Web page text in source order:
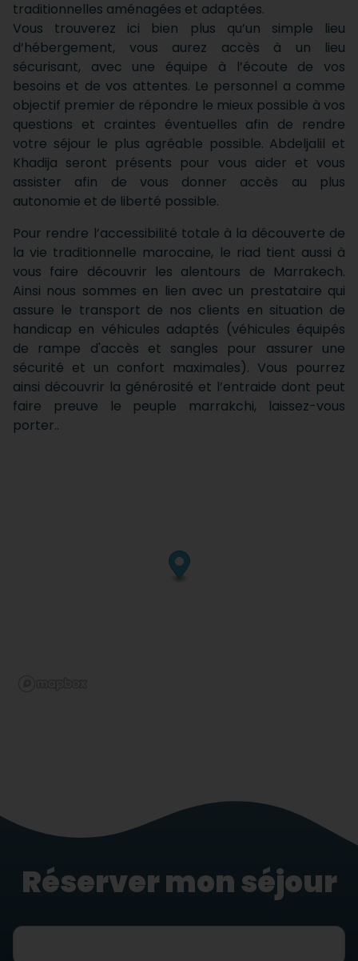
traditionnelles aménagées et adaptées.
Vous trouverez ici bien plus qu’un simple lieu
d’hébergement, vous aurez accès à un lieu
sécurisant, avec une équipe à l’écoute de vos
besoins et de vos attentes. Le personnel a comme
objectif premier de répondre le mieux possible à vos
questions et craintes éventuelles afin de rendre
votre séjour le plus agréable possible. Abdeljalil et
Khadija seront présents pour vous aider et vous
assister afin de vous donner accès au plus
autonomie et de liberté possible.
Pour rendre l’accessibilité totale à la découverte de
la vie traditionnelle marocaine, le riad tient aussi à
vous faire découvrir les alentours de Marrakech.
Ainsi nous sommes en lien avec un prestataire qui
assure le transport de nos clients en situation de
handicap en véhicules adaptés (véhicules équipés
de rampe d'accès et sangles pour assurer une
sécurité et un confort maximales). Vous pourrez
ainsi découvrir la générosité et l’entraide dont peut
faire preuve le peuple marrakchi, laissez-vous
porter..
Réserver mon séjour